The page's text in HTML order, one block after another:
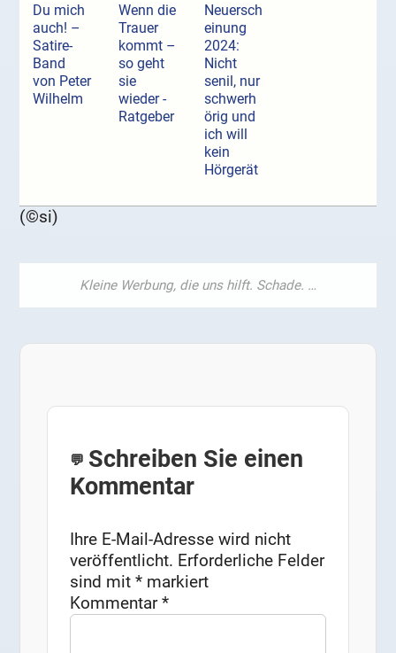
Du mich
auch! –
Satire-
Band
von Peter
Wilhelm
Wenn die
Trauer
kommt –
so geht
sie
wieder -
Ratgeber
Neuersch
einung
2024:
Nicht
senil, nur
schwerh
örig und
ich will
kein
Hörgerät
(©si)
Schreiben Sie einen
Kommentar
Ihre E-Mail-Adresse wird nicht
veröffentlicht. Erforderliche Felder
sind mit* markiert
Kommentar*